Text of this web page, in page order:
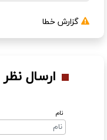
گزارش خطا
ارسال نظر
نام